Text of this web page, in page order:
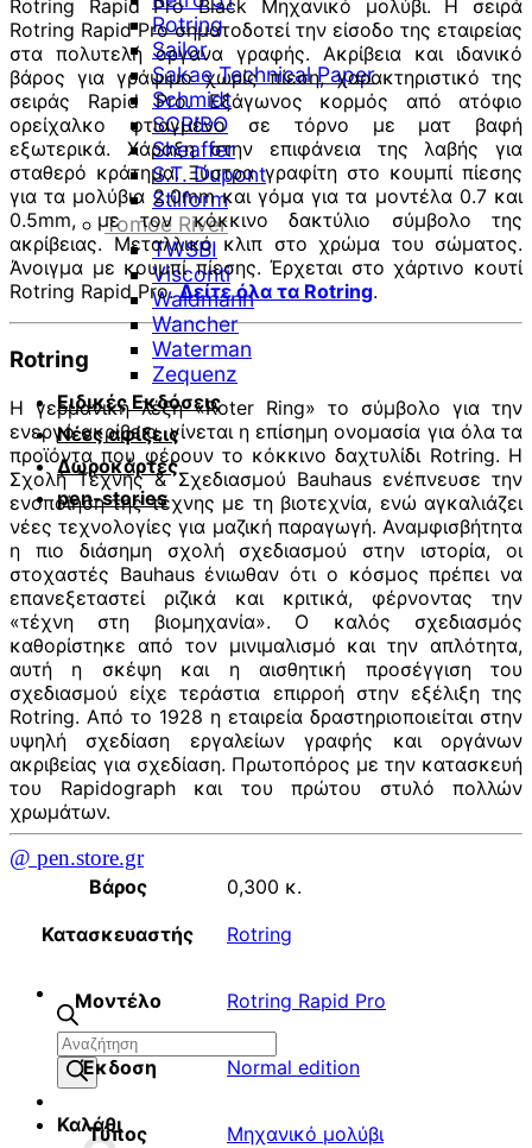
Rotring
Sailor
Sakae Technical Paper
Schmidt
SCRIBO
Sheaffer
S.T. Dupont
Stilform
Tomoe River
TWSBI
Visconti
Waldmann
Wancher
Waterman
Zequenz
Ειδικές Εκδόσεις
Νέες αφίξεις
Δωροκάρτες
pen-stories
Αναζήτηση
προϊόντων
Καλάθι
Rotring Rapid Pro Black Μηχανικό μολύβι. Η σειρά
Rotring Rapid Pro σηματοδοτεί την είσοδο της εταιρείας
στα πολυτελή όργανα γραφής. Ακρίβεια και ιδανικό
βάρος για γράψιμο χωρίς πίεση, χαρακτηριστικό της
σειράς Rapid Pro. Εξάγωνος κορμός από ατόφιο
ορείχαλκο φτιαγμένο σε τόρνο με ματ βαφή
εξωτερικά. Χάραξη στην επιφάνεια της λαβής για
σταθερό κράτημα. Ξύστρα γραφίτη στο κουμπί πίεσης
για τα μολύβια 2.0mm και γόμα για τα μοντέλα 0.7 και
0.5mm, με τον κόκκινο δακτύλιο σύμβολο της
ακρίβειας. Μεταλλικό κλιπ στο χρώμα του σώματος.
Άνοιγμα με κουμπί πίεσης. Έρχεται στο χάρτινο κουτί
Rotring Rapid Pro.Δείτε όλα τα Rotring.
Rotring
Η γερμανική λέξη «Roter Ring» το σύμβολο για την
ενεργό ακρίβεια, γίνεται η επίσημη ονομασία για όλα τα
προϊόντα που φέρουν το κόκκινο δαχτυλίδι Rotring. Η
Σχολή Τέχνης & Σχεδιασμού Bauhaus ενέπνευσε την
ενοποίηση της τέχνης με τη βιοτεχνία, ενώ αγκαλιάζει
νέες τεχνολογίες για μαζική παραγωγή. Αναμφισβήτητα
η πιο διάσημη σχολή σχεδιασμού στην ιστορία, οι
στοχαστές Bauhaus ένιωθαν ότι ο κόσμος πρέπει να
επανεξεταστεί ριζικά και κριτικά, φέρνοντας την
«τέχνη στη βιομηχανία». Ο καλός σχεδιασμός
καθορίστηκε από τον μινιμαλισμό και την απλότητα,
αυτή η σκέψη και η αισθητική προσέγγιση του
σχεδιασμού είχε τεράστια επιρροή στην εξέλιξη της
Rotring. Από το 1928 η εταιρεία δραστηριοποιείται στην
υψηλή σχεδίαση εργαλείων γραφής και οργάνων
ακριβείας για σχεδίαση. Πρωτοπόρος με την κατασκευή
του Rapidograph και του πρώτου στυλό πολλών
χρωμάτων.
@ pen.store.gr
Βάρος
0,300 κ.
Κατασκευαστής
Rotring
Μοντέλο Rotring Rapid Pro
Έκδοση Normal edition
Τύπος Μηχανικό μολύβι